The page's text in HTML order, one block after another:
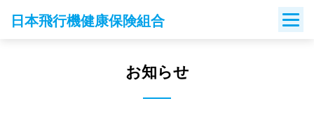
日本飛行機健康保険組合
お知らせ